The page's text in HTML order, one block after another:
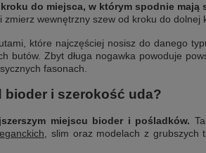
do miejsca, w którym spodnie mają
zmierz wewnętrzny szew od kroku do
które najczęściej nosisz do danego
butów. Zbyt długa nogawka powoduje
fasonach.
bioder i szerokość uda?
miejscu bioder i pośladków.
, slim oraz modelach z